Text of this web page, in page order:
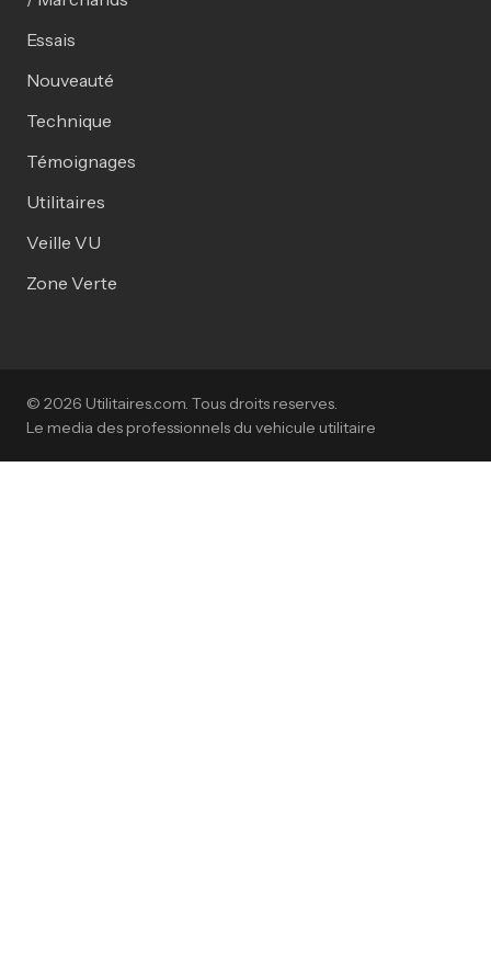
Essais
Nouveauté
Technique
Témoignages
Utilitaires
Veille VU
Zone Verte
© 2026 Utilitaires.com. Tous droits reserves.
Le media des professionnels du vehicule utilitaire